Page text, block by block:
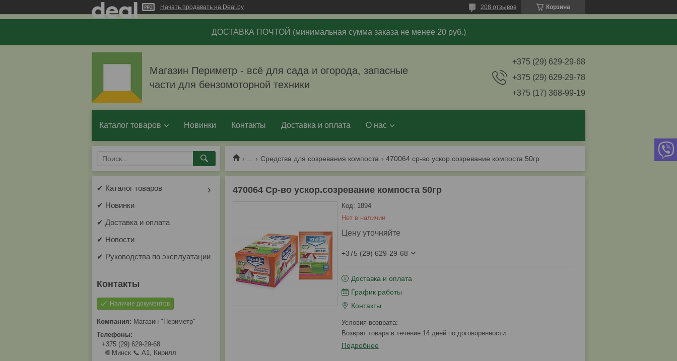
Начать продавать на Deal.by Корзина
208 отзывов
ДОСТАВКА ПОЧТОЙ (минимальная сумма заказа не менее 20 руб.)
Магазин Периметр - всё для сада и огорода, запасные
части для бензомоторной техники
+375 (29) 629-29-68
+375 (29) 629-29-78
+375 (17) 368-99-19
Каталог товаров Новинки Контакты Доставка и оплата О нас
Средства для созревания компоста 470064 ср-во ускор.созревание компоста 50гр
470064 Ср-во ускор.созревание компоста 50гр
Нет в наличии
Код: 1894
Цену уточняйте
+375 (29) 629-29-68
Доставка и оплата
График работы
Контакты
возврат товара в течение 14 дней по договоренности
Подробнее
✔ Каталог товаров
✔ Новинки
✔ Доставка и оплата
✔ Новости
✔ Руководства по эксплуатации
Наличие документов
Магазин "Периметр"
+375 (29) 629-29-68
🌐 Минск 📞 А1, Кирилл